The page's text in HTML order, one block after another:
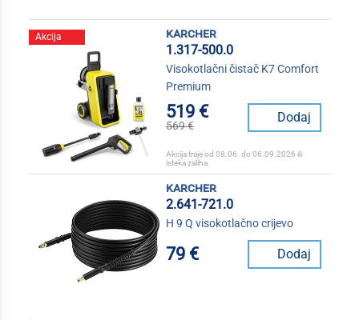
Akcija
karcher
1.317-500.0
Visokotlačni čistač K7 Comfort
Premium
519 €
569 €
Dodaj
Akcija traje od 08.06. do 06.09.2026 ili
isteka zaliha
karcher
2.641-721.0
H 9 Q visokotlačno crijevo
79 € Dodaj